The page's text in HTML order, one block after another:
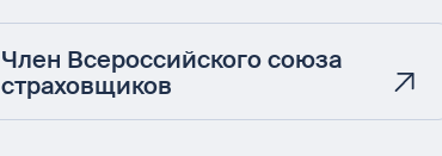
Член Всероссийского союза
страховщиков